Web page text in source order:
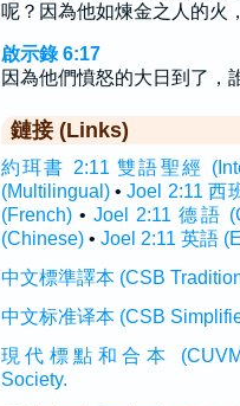
呢？因為他如煉金之人的火
啟示錄 6:17
因為他們憤怒的大日到了，
鏈接 (Links)
約珥書 2:11 雙語聖經
(Multilingual)•Joel 2:11 西
(French)• Joel 2:11 德語
(Chinese)• Joel 2:11 英語
中文標準譯本 (CSB
中文标准译本 (CSB
現代標點和合本
Society.